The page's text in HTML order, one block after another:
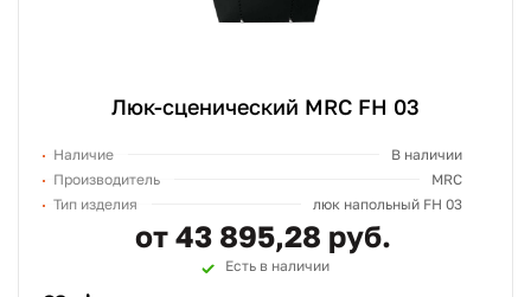
Люк-сценический MRC FH 03
Наличие
В наличии
Производитель
MRC
Тип изделия
люк напольный FH 03
от 43 895,28 руб.
Есть в наличии